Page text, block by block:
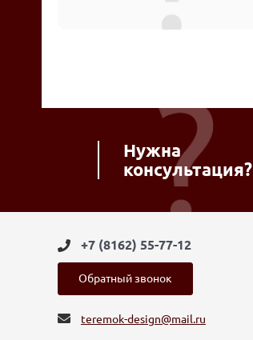
Нужна
консультация?
+7 (8162) 55-77-12
Обратный звонок
teremok-design@mail.ru